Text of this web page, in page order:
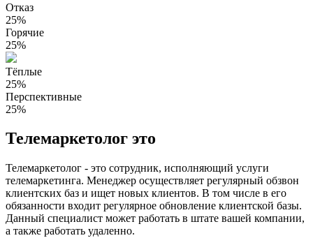
Отказ
25%
Горячие
25%
Тёплые
25%
Перспективные
25%
Телемаркетолог это
Телемаркетолог - это сотрудник, исполняющий услуги
телемаркетинга. Менеджер осуществляет регулярный обзвон
клиентских баз и ищет новых клиентов. В том числе в его
обязанности входит регулярное обновление клиентской базы.
Данный специалист может работать в штате вашей компании,
а также работать удаленно.